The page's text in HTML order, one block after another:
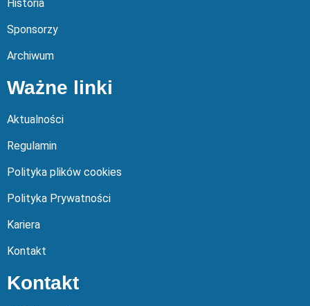
Historia
Sponsorzy
Archiwum
Ważne linki
Aktualności
Regulamin
Polityka plików cookies
Polityka Prywatności
Kariera
Kontakt
Kontakt